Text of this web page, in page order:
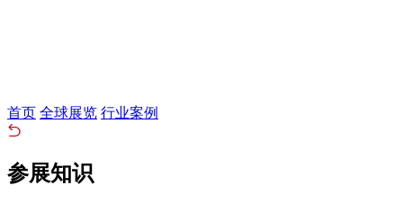
首页 全球展览 行业案例
参展知识